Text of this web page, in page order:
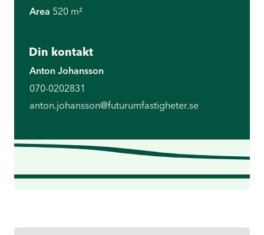
Area 520 m²
Din kontakt
Anton Johansson
070-0202831
anton.johansson@futurumfastigheter.se